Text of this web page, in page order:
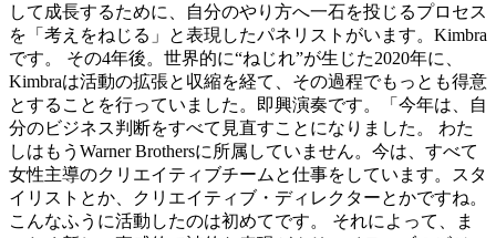
して成長するために、自分のやり方へ一石を投じるプロセス
を「考えをねじる」と表現したパネリストがいます。Kimbra
です。 その4年後。世界的に“ねじれ”が生じた2020年に、
Kimbraは活動の拡張と収縮を経て、その過程でもっとも得意
とすることを行っていました。即興演奏です。「今年は、自
分のビジネス判断をすべて見直すことになりました。 わた
しはもうWarner Brothersに所属していません。今は、すべて
女性主導のクリエイティブチームと仕事をしています。スタ
イリストとか、クリエイティブ・ディレクターとかですね。
こんなふうに活動したのは初めてです。 それによって、ま